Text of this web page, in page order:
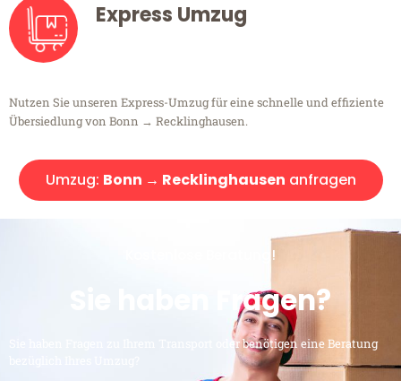
Express Umzug
Nutzen Sie unseren Express-Umzug für eine schnelle und effiziente
Übersiedlung von Bonn → Recklinghausen.
Umzug: Bonn → Recklinghausen anfragen
Kostenlose Beratung!
Sie haben Fragen?
Sie haben Fragen zu Ihrem Transport oder benötigen eine Beratung